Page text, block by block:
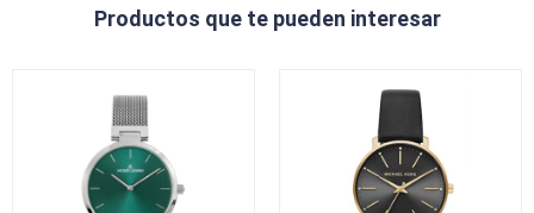
Productos que te pueden interesar